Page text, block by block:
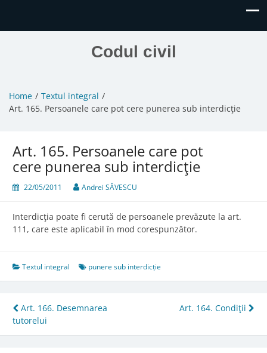
Codul civil
Home
Textul integral
Art. 165. Persoanele care pot cere punerea sub interdicţie
Art. 165. Persoanele care pot
cere punerea sub interdicţie
22/05/2011 Andrei SĂVESCU
Interdicţia poate fi cerută de persoanele prevăzute la art.
111, care este aplicabil în mod corespunzător.
Textul integral punere sub interdicție
Post
navigation
Art. 166. Desemnarea
tutorelui
Art. 164. Condiţii